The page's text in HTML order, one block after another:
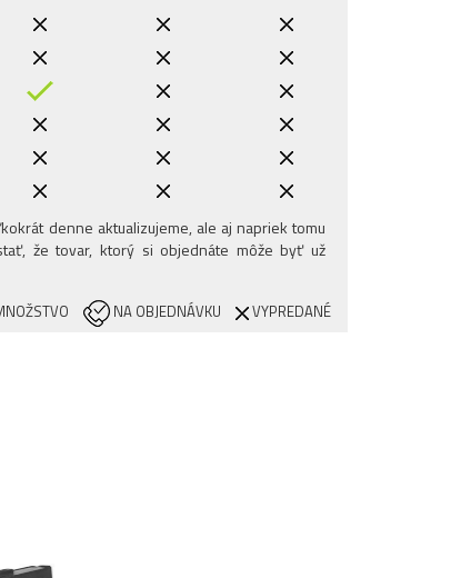
denne aktualizujeme, ale aj napriek tomu
že tovar, ktorý si objednáte môže byť už
NA OBJEDNÁVKU VYPREDANÉ